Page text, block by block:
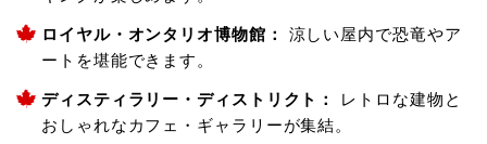
ロイヤル・オンタリオ博物館 ：
涼しい屋内で恐竜やア
ートを堪能できます。
ディスティラリー・ディストリクト ：
レトロな建物と
おしゃれなカフェ・ギャラリーが集結。